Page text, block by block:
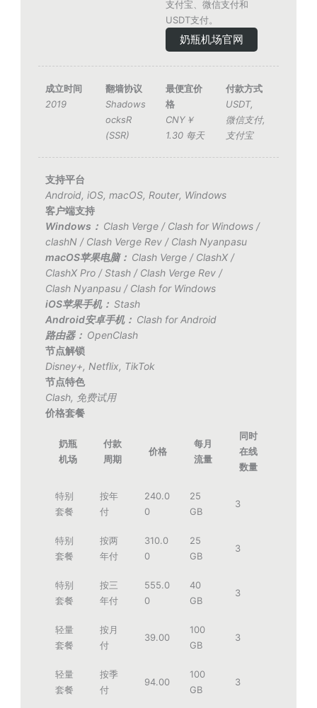
支付宝、微信支付和
USDT支付。
奶瓶机场官网
成立时间
2019
翻墙协议
Shadows
ocksR
(SSR)
最便宜价
格
CNY￥
1.30 每天
付款方式
USDT,
微信支付,
支付宝
支持平台
Android,iOS,macOS, Router, Windows
客户端支持
Windows： Clash Verge / Clash for Windows /
clashN / Clash Verge Rev / Clash Nyanpasu
macOS苹果电脑： Clash Verge / ClashX /
ClashX Pro /Stash / Clash Verge Rev /
Clash Nyanpasu / Clash for Windows
iOS苹果手机：Stash
Android安卓手机： Clash for Android
路由器： OpenClash
节点解锁
Disney+, Netflix, TikTok
节点特色
Clash, 免费试用
价格套餐
奶瓶
机场
付款
周期
价格
每月
流量
同时
在线
数量
特别
套餐
按年
付
240.0
0
25
GB
3
特别
套餐
按两
年付
310.0
0
25
GB
3
特别
套餐
按三
年付
555.0
0
40
GB
3
轻量
套餐
按月
付
39.00
100
GB
3
轻量
套餐
按季
付
94.00
100
GB
3